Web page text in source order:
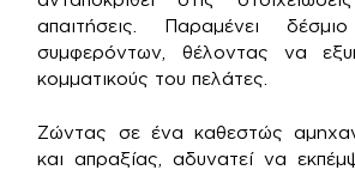
απαιτήσεις. Παραμένει
συμφερόντων, θέλοντας να
κομματικούς του πελάτες.
Ζώντας σε ένα καθεστώς
και απραξίας, αδυνατεί να